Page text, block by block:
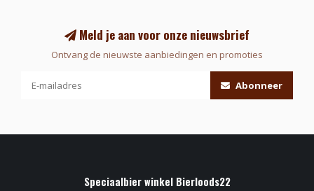
Meld je aan voor onze nieuwsbrief
Ontvang de nieuwste aanbiedingen en promoties
Abonneer
Speciaalbier winkel Bierloods22